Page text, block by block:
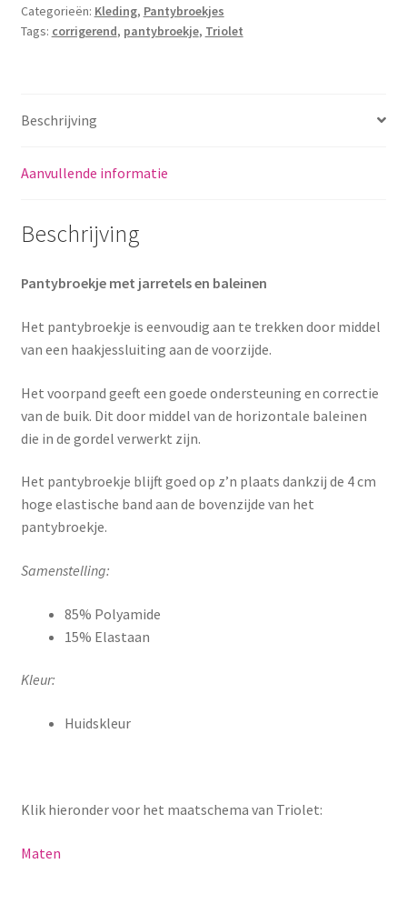
(5040)
aantal
Categorieën: Kleding, Pantybroekjes
Tags: corrigerend, pantybroekje, Triolet
Beschrijving
Aanvullende informatie
Beschrijving
Pantybroekje met jarretels en baleinen
Het pantybroekje is eenvoudig aan te trekken door middel
van een haakjessluiting aan de voorzijde.
Het voorpand geeft een goede ondersteuning en correctie
van de buik. Dit door middel van de horizontale baleinen
die in de gordel verwerkt zijn.
Het pantybroekje blijft goed op z’n plaats dankzij de 4 cm
hoge elastische band aan de bovenzijde van het
pantybroekje.
Samenstelling:
85% Polyamide
15% Elastaan
Kleur:
Huidskleur
Klik hieronder voor het maatschema van Triolet:
Maten